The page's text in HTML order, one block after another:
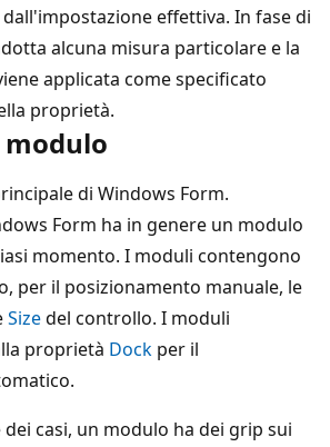
effettiva. In fase di
alcuna misura particolare e la
applicata come specificato
proprietà.
di Windows Form.
Form ha in genere un modulo
momento. I moduli contengono
per il posizionamento manuale, le
Sizedel controllo. I moduli
proprietà Dock per il
casi, un modulo ha dei grip sui